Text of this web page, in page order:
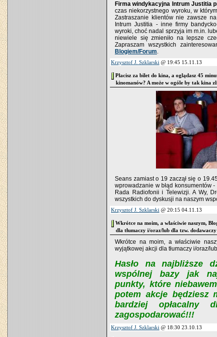
Firma windykacyjna Intrum Justitia
czas niekorzystnego wyroku, w
Zastraszanie klientów nie zawsze
Intrum Justitia - inne firmy
wyroki, choć nadal sprzyja im m.in.
niewiele się zmieniło na lepsze
Zapraszam wszystkich
Blogiem/Forum.
Krzysztof J. Szklarski @ 19:45 15.11.13
Płacisz za bilet do kina, a oglądasz 45
kinomanów? A może w ogóle by tak kina
Seans zamiast o 19 zaczął się o
wprowadzanie w błąd konsumentów
Rada Radiofonii i Telewizji. A Wy,
wszystkich do dyskusji na naszym
Krzysztof J. Szklarski @ 20:15 04.11.13
Wkrótce na moim, a właściwie naszym,
dla tłumaczy i/oraz/lub dla tzw.
Wkrótce na moim, a właściwie
wyjątkowej akcji dla tłumaczy i/oraz/
Hasło na najbliższe
wspólnej bazy jak
punkty, które
potem akcje będziesz
bardziej opłacalny
zagospodarować!!!
Krzysztof J. Szklarski @ 18:30 23.10.13